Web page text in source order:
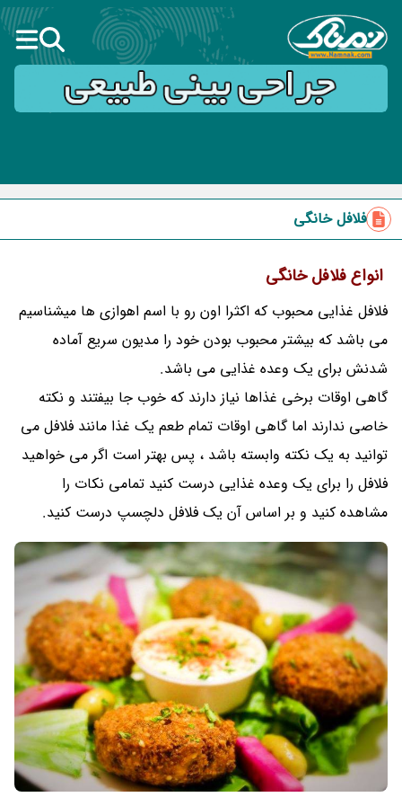
فلافل خانگی
انواع فلافل خانگی
فلافل غذایی محبوب که اکثرا اون رو با اسم اهوازی ها میشناسیم
می باشد که بیشتر محبوب بودن خود را مدیون سریع آماده
شدنش برای یک وعده غذایی می باشد.
گاهی اوقات برخی غذاها نیاز دارند که خوب جا بیفتند و نکته
خاصی ندارند اما گاهی اوقات تمام طعم یک غذا مانند فلافل می
توانید به یک نکته وابسته باشد ، پس بهتر است اگر می خواهید
فلافل را برای یک وعده غذایی درست کنید تمامی نکات را
مشاهده کنید و بر اساس آن یک فلافل دلچسپ درست کنید.